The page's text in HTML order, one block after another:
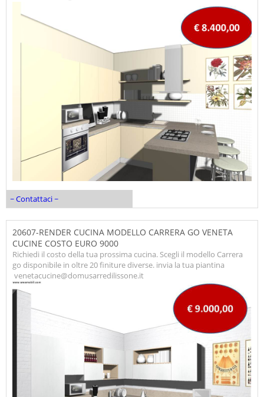
~ Contattaci ~
20607-RENDER CUCINA MODELLO CARRERA GO VENETA
CUCINE COSTO EURO 9000
Richiedi il costo della tua prossima cucina. Scegli il modello Carrera
go disponibile in oltre 20 finiture diverse. invia la tua piantina
venetacucine@domusarredilissone.it